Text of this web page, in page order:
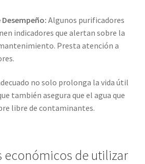
Algunos purificadores
indicadores que alertan sobre la
Presta atención a
no solo prolonga la vida útil
también asegura que el agua que
libre de contaminantes.
económicos de utilizar